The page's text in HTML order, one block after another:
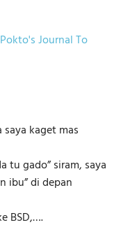
Journal To
kaget mas
tu gado” siram, saya
ibu” di depan
BSD,….